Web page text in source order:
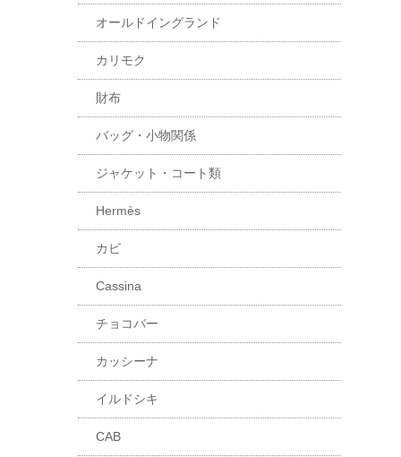
オールドイングランド
カリモク
財布
バッグ・小物関係
ジャケット・コート類
Hermès
カビ
Cassina
チョコバー
カッシーナ
イルドシキ
CAB